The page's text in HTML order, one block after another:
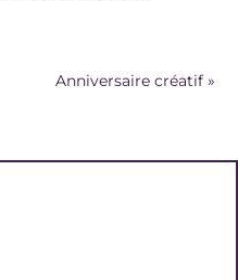
Anniversaire créatif »